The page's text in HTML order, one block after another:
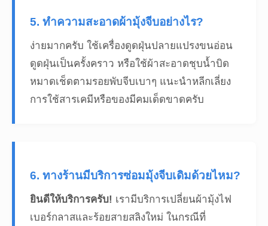
5. ทำความสะอาดผ้ามุ้งจีบอย่างไร?
ง่ายมากครับ ใช้เครื่องดูดฝุ่นปลายแปรงขนอ่อน
ดูดฝุ่นเป็นครั้งคราว หรือใช้ผ้าสะอาดชุบน้ำบิด
หมาดเช็ดตามรอยพับจีบเบาๆ แนะนำหลีกเลี่ยง
การใช้สารเคมีหรือของมีคมเด็ดขาดครับ
6. ทางร้านมีบริการซ่อมมุ้งจีบเดิมด้วยไหม?
ยินดีให้บริการครับ! เรามีบริการเปลี่ยนผ้ามุ้งไฟ
เบอร์กลาสและร้อยสายสลิงใหม่ ในกรณีที่